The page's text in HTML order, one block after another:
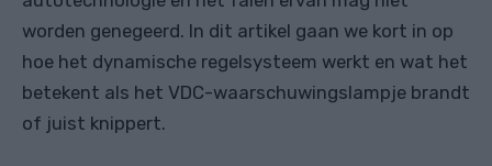
worden genegeerd. In dit artikel gaan we kort in op
hoe het dynamische regelsysteem werkt en wat het
betekent als het VDC-waarschuwingslampje brandt
of juist knippert.